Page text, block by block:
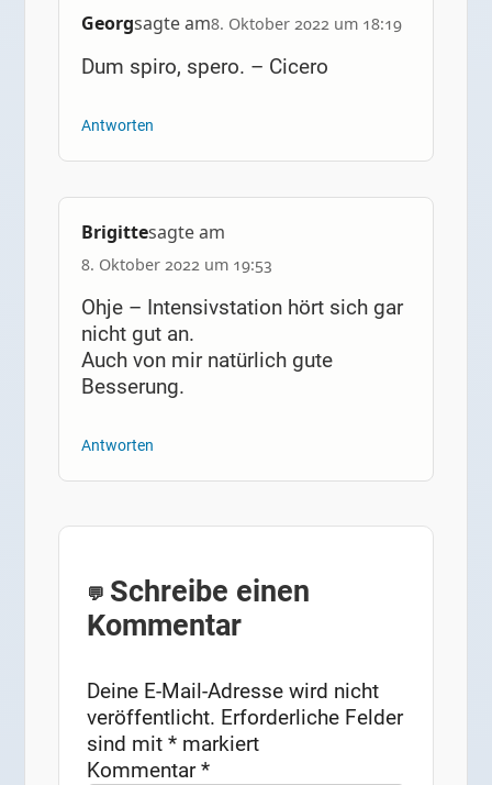
Georgsagte am8. Oktober 2022 um 18:19
Dum spiro, spero. – Cicero
Antworten
Brigittesagte am
8. Oktober 2022 um 19:53
Ohje – Intensivstation hört sich gar
nicht gut an.
Auch von mir natürlich gute
Besserung.
Antworten
Schreibe einen
Kommentar
Deine E-Mail-Adresse wird nicht
veröffentlicht. Erforderliche Felder
sind mit* markiert
Kommentar*